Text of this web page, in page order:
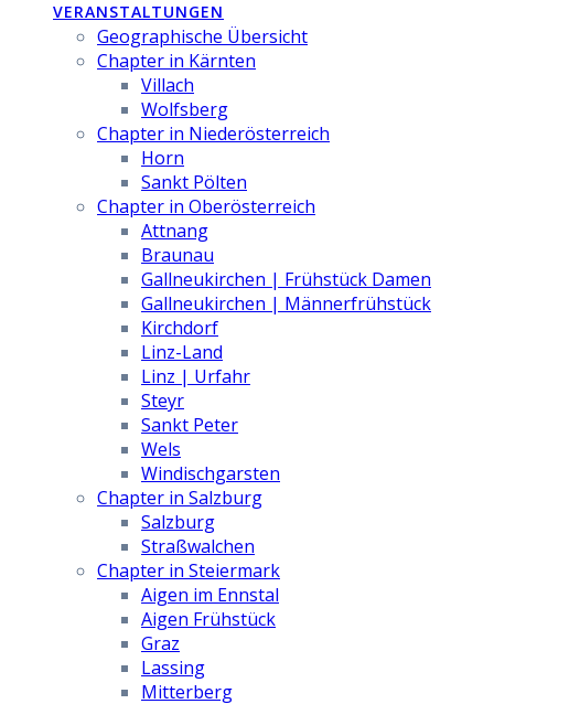
VERANSTALTUNGEN
Geographische Übersicht
Chapter in Kärnten
Villach
Wolfsberg
Chapter in Niederösterreich
Horn
Sankt Pölten
Chapter in Oberösterreich
Attnang
Braunau
Gallneukirchen | Frühstück Damen
Gallneukirchen | Männerfrühstück
Kirchdorf
Linz-Land
Linz | Urfahr
Steyr
Sankt Peter
Wels
Windischgarsten
Chapter in Salzburg
Salzburg
Straßwalchen
Chapter in Steiermark
Aigen im Ennstal
Aigen Frühstück
Graz
Lassing
Mitterberg